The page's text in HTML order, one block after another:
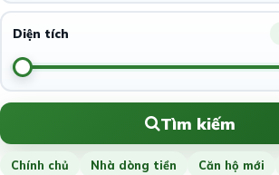
Diện tích
Tìm kiếm
Chính chủ Nhà dòng tiền Căn hộ mới